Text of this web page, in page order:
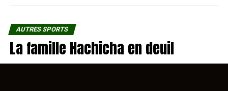
AUTRES SPORTS
La famille Hachicha en deuil